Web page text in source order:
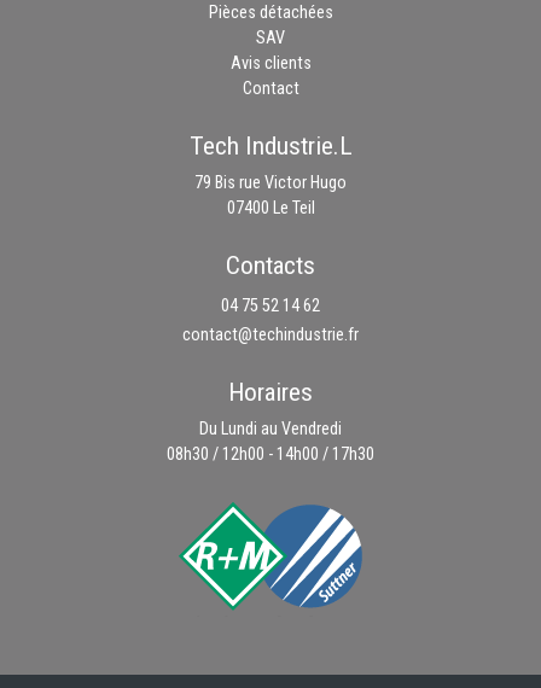
Pièces détachées
SAV
Avis clients
Contact
Tech Industrie.L
79 Bis rue Victor Hugo
07400 Le Teil
Contacts
04 75 52 14 62
contact@techindustrie.fr
Horaires
Du Lundi au Vendredi
08h30 / 12h00 - 14h00 / 17h30